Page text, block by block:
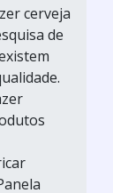
cerveja
de